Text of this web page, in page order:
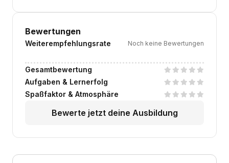
Bewertungen
Weiterempfehlungsrate Noch keine Bewertungen
Gesamtbewertung
Aufgaben & Lernerfolg
Spaßfaktor & Atmosphäre
Bewerte jetzt deine Ausbildung